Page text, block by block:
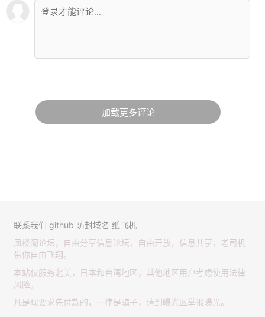
加载更多评论
联系我们 github 防封域名 纸飞机
凤楼阁论坛，自由分享信息论坛，自由开放，信息共享，老司机
带你自由飞翔。
本站仅服务北美，日本和台湾地区，其他地区用户考虑使用法律
风险。
凡是现要求先付款的，一律是骗子，请到曝光区举报曝光。